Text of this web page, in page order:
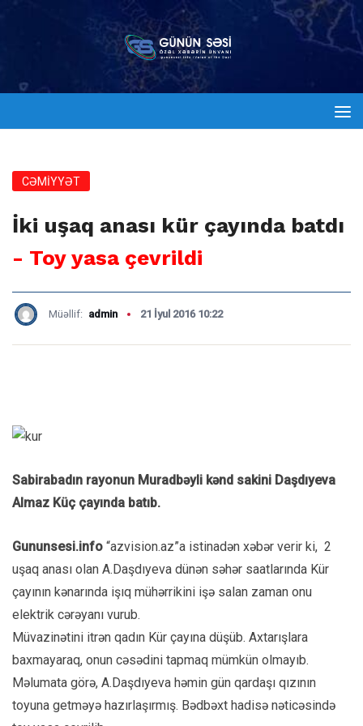
CƏMİYYƏT
İki uşaq anası kür çayında batdı
- Toy yasa çevrildi
Müəllif: admin 21 İyul 2016 10:22
Sabirabadın rayonun Muradbəyli kənd sakini Daşdıyeva
Almaz Küç çayında batıb.
Gununsesi.info “azvision.az”a istinadən xəbər verir ki, 2
uşaq anası olan A.Daşdıyeva dünən səhər saatlarında Kür
çayının kənarında işıq mühərrikini işə salan zaman onu
elektrik cərəyanı vurub.
Müvazinətini itrən qadın Kür çayına düşüb. Axtarışlara
baxmayaraq, onun cəsədini tapmaq mümkün olmayıb.
Məlumata görə, A.Daşdıyeva həmin gün qardaşı qızının
toyuna getməyə hazırlaşırmış. Bədbəxt hadisə nəticəsində